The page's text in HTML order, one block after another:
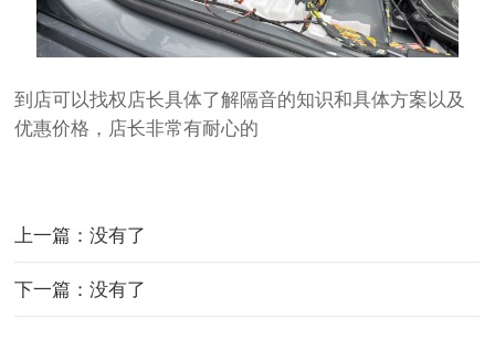
到店可以找权店长具体了解隔音的知识和具体方案以及
优惠价格，店长非常有耐心的
上一篇：没有了
下一篇：没有了